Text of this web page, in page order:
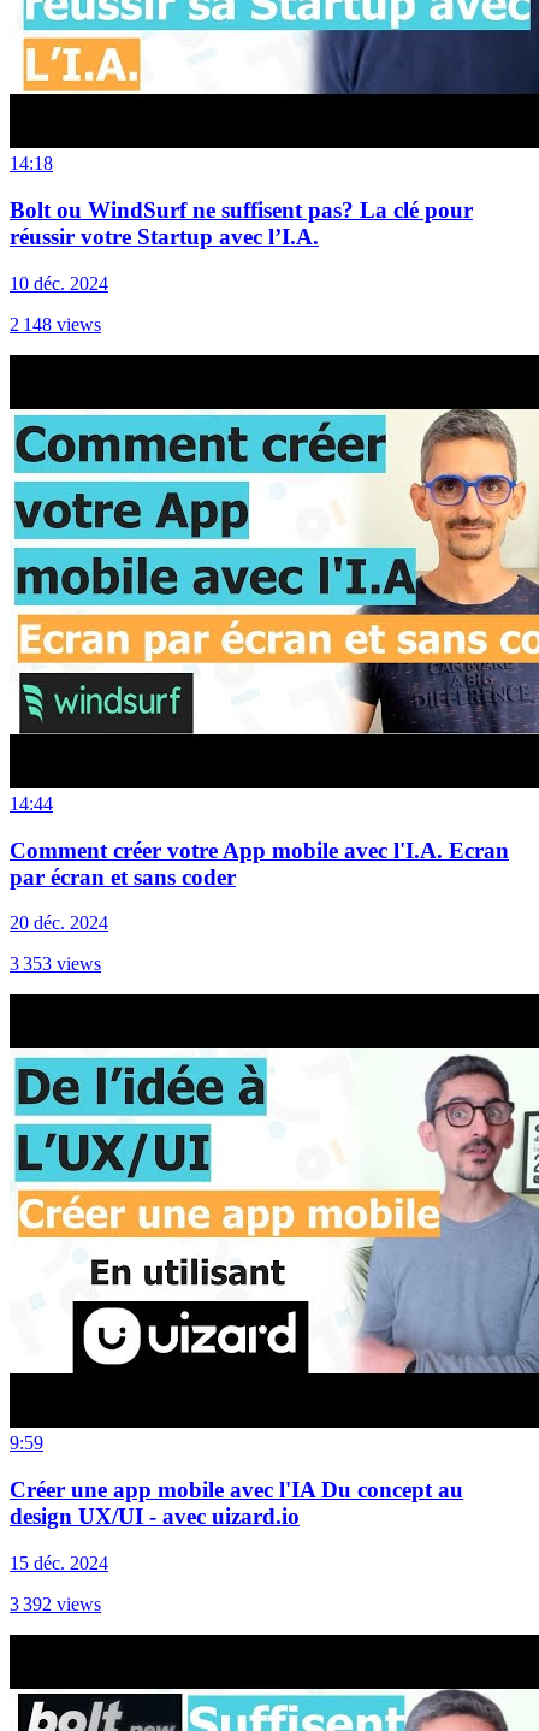
14:18
Bolt ou WindSurf ne suffisent pas? La clé pour
réussir votre Startup avec l’I.A.
10 déc. 2024
2 148 views
14:44
Comment créer votre App mobile avec l'I.A. Ecran
par écran et sans coder
20 déc. 2024
3 353 views
9:59
Créer une app mobile avec l'IA Du concept au
design UX/UI - avec uizard.io
15 déc. 2024
3 392 views